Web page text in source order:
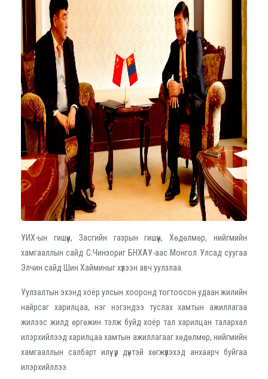
УИХ-ын гишүүн, Засгийн газрын гишүүн, Хөдөлмөр, нийгмийн
хамгааллын сайд С.Чинзориг БНХАУ-аас Монгол Улсад суугаа
Элчин сайд Шин Хайминыг хүлээн авч уулзлаа.
Уулзалтын эхэнд хоёр улсын хооронд тогтоосон удаан жилийн
найрсаг харилцаа, нэг нэгэндээ туслах хамтын ажиллагаа
жилээс жилд өргөжин тэлж буйд хоёр тал харилцан талархал
илэрхийлээд харилцаа хамтын ажиллагааг хөдөлмөр, нийгмийн
хамгааллын салбарт илүү үр дүнтэй хөгжүүлэхэд анхаарч буйгаа
илэрхийллээ.